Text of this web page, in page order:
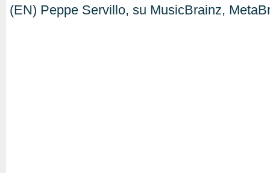
(EN) Peppe Servillo, su MusicBrainz,